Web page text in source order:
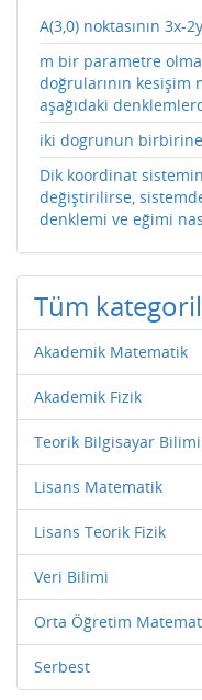
A(3,0) noktasının 3x-
m bir parametre
doğrularının kesişim
aşağıdaki
iki dogrunun
Dik koordinat
değiştirilirse,
denklemi ve eğimi
Tüm
Akademik Matematik
Akademik Fizik
Teorik Bilgisayar Bilimi
Lisans Matematik
Lisans Teorik Fizik
Veri Bilimi
Orta Öğretim
Serbest